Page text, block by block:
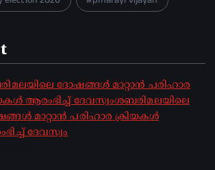
ദോഷങ്ങൾ മാറ്റാൻ പരിഹാര
ആരംഭിച്ച് ദേവസ്വംശബരിമലയിലെ
മാറ്റാൻ പരിഹാര ക്രിയകൾ
ദേവസ്വം